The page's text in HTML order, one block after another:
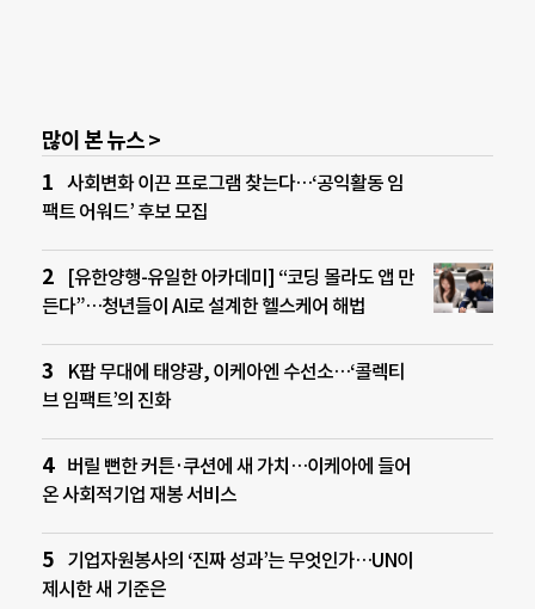
많이 본 뉴스 >
사회변화 이끈 프로그램 찾는다…‘공익활동 임
팩트 어워드’ 후보 모집
[유한양행-유일한 아카데미] “코딩 몰라도 앱 만
든다”…청년들이 AI로 설계한 헬스케어 해법
K팝 무대에 태양광, 이케아엔 수선소…‘콜렉티
브 임팩트’의 진화
버릴 뻔한 커튼·쿠션에 새 가치…이케아에 들어
온 사회적기업 재봉 서비스
기업자원봉사의 ‘진짜 성과’는 무엇인가…UN이
제시한 새 기준은